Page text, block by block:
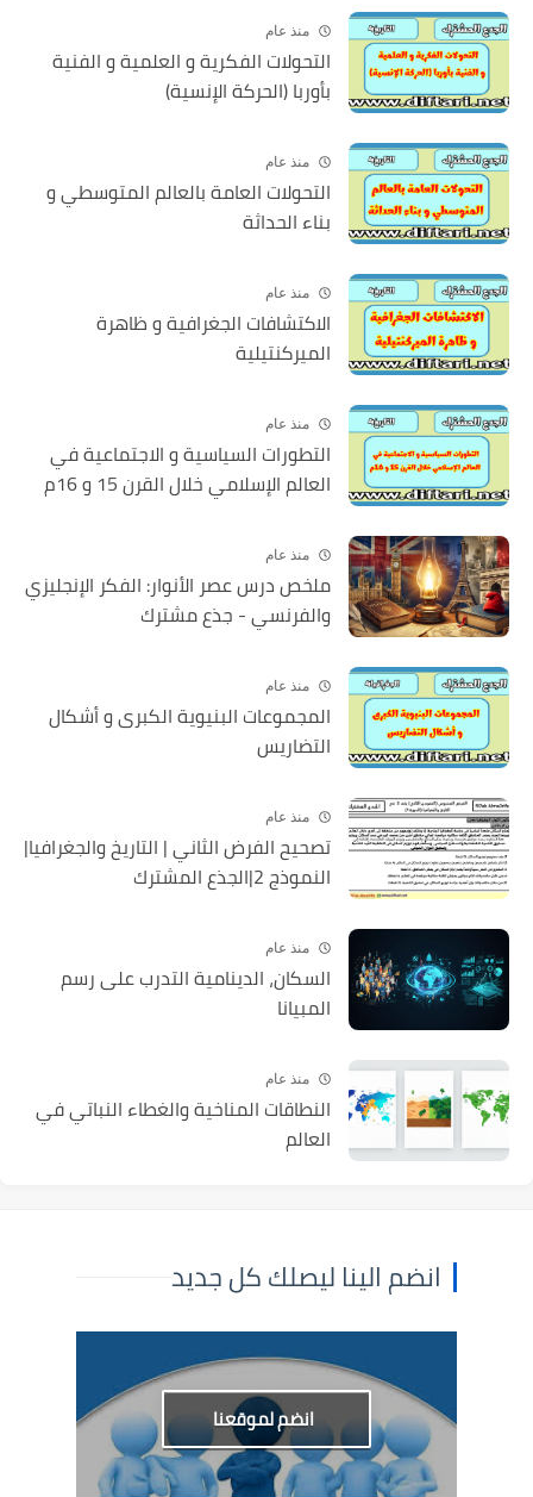
منذ عام
التحولات الفكرية و العلمية و الفنية
بأوربا (الحركة الإنسية)
منذ عام
التحولات العامة بالعالم المتوسطي و
بناء الحداثة
منذ عام
الاكتشافات الجغرافية و ظاهرة
الميركنتيلية
منذ عام
التطورات السياسية و الاجتماعية في
العالم الإسلامي خلال القرن 15 و 16م
منذ عام
ملخص درس عصر الأنوار: الفكر الإنجليزي
والفرنسي - جذع مشترك
منذ عام
المجموعات البنيوية الكبرى و أشكال
التضاريس
منذ عام
تصحيح الفرض الثاني | التاريخ والجغرافيا|
النموذج 2|الجذع المشترك
منذ عام
السكان، الدينامية التدرب على رسم
المبيانا
منذ عام
النطاقات المناخية والغطاء النباتي في
العالم
انضم الينا ليصلك كل جديد
انضم لموقعنا